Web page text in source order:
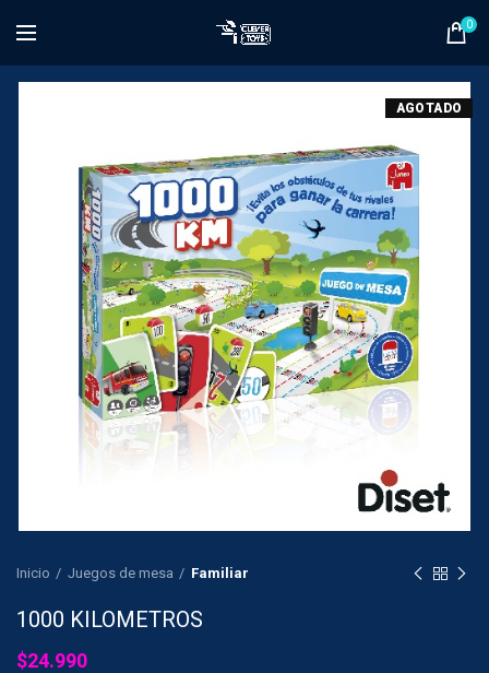
0
AGOTADO
Inicio Juegos de mesa Familiar
1000 KILOMETROS
$24.990